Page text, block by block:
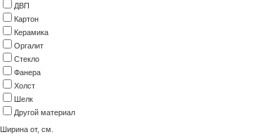
ДВП
Картон
Керамика
Оргалит
Стекло
Фанера
Холст
Шелк
Другой материал
Ширина от, см.